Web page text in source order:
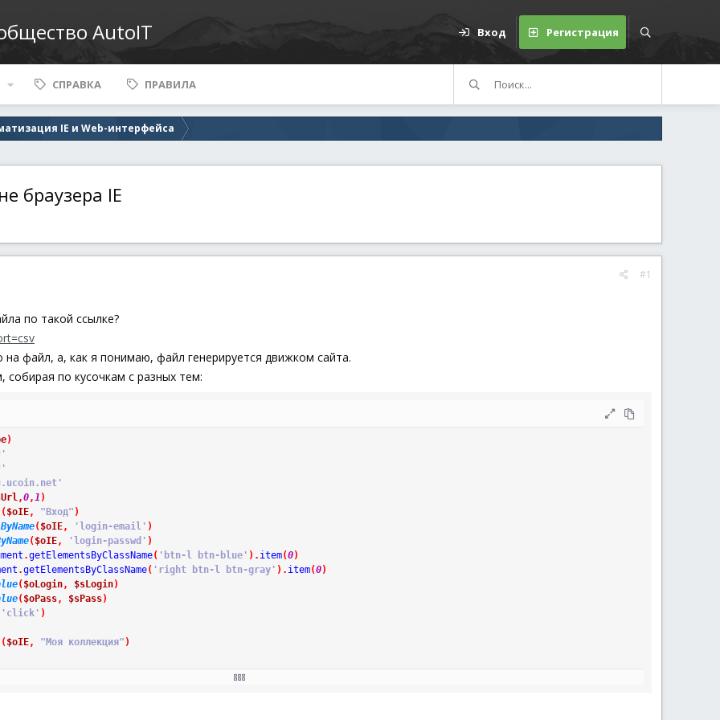
AutoIT Вход Регистрация
СПРАВКА ПРАВИЛА
IE и Web-интерфейса
браузера IE
#1
по такой ссылке?
на файл, а, как я понимаю, файл генерируется движком сайта.
по кусочкам с разных тем:
)
,0,1 )
( $oIE, "Вход" )
( $oIE, 'login-email' )
( $oIE, 'login-passwd' )
.getElementsByClassName( 'btn-l btn-blue' ) . item(0)
.getElementsByClassName( 'right btn-l btn-gray' ) . item(0)
( $oLogin, $sLogin)
( $oPass, $sPass)
'click' )
( $oIE, "Моя коллекция" )